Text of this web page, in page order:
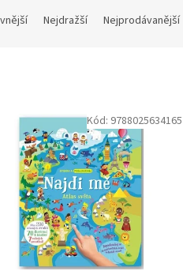
Nejdražší Nejprodávanější
Kód: 9788025634165